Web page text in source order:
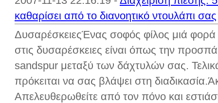
καθαρίσει από το διανοητικό ντουλάπι σας
ΔυσαρέσκειεςΈνας σοφός φίλος μιά φορά
στις δυσαρέσκειες είναι όπως την
sandspur μεταξύ των δάχτυλών σας.
πρόκειται να σας βλάψει στη
Απελευθερωθείτε από τον πόνο και